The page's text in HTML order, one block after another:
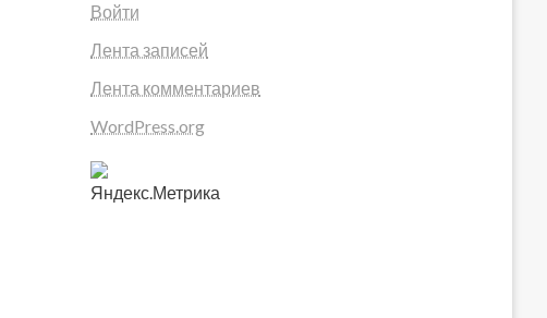
Войти
Лента записей
Лента комментариев
WordPress.org